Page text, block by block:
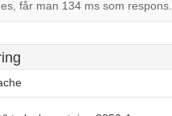
får man 134 ms som respons.